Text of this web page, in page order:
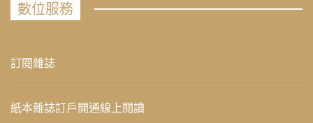
數位服務
訂閱雜誌
紙本雜誌訂戶開通線上閱讀